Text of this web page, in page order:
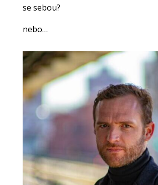
se sebou?
nebo…